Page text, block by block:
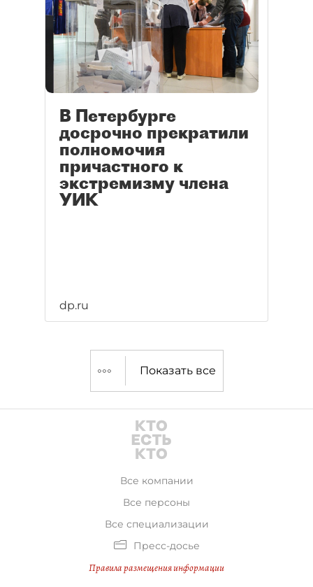
В Петербурге
досрочно прекратили
полномочия
причастного к
экстремизму члена
УИК
dp.ru
Показать все
Все компании
Все персоны
Все специализации
Пресс-досье
Правила размещения информации